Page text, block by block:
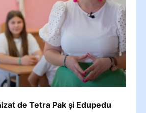
de Tetra Pak și Edupedu